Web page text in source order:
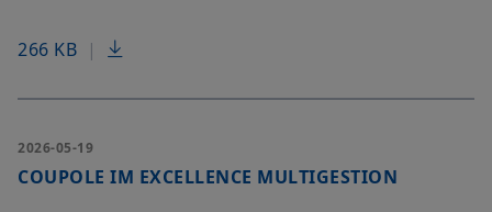
266 KB |
2026-05-19
COUPOLE IM EXCELLENCE MULTIGESTION